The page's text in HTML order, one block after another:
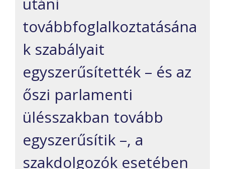
továbbfoglalkoztatásána
k szabályait
egyszerűsítették – és az
őszi parlamenti
ülésszakban tovább
egyszerűsítik –, a
szakdolgozók esetében